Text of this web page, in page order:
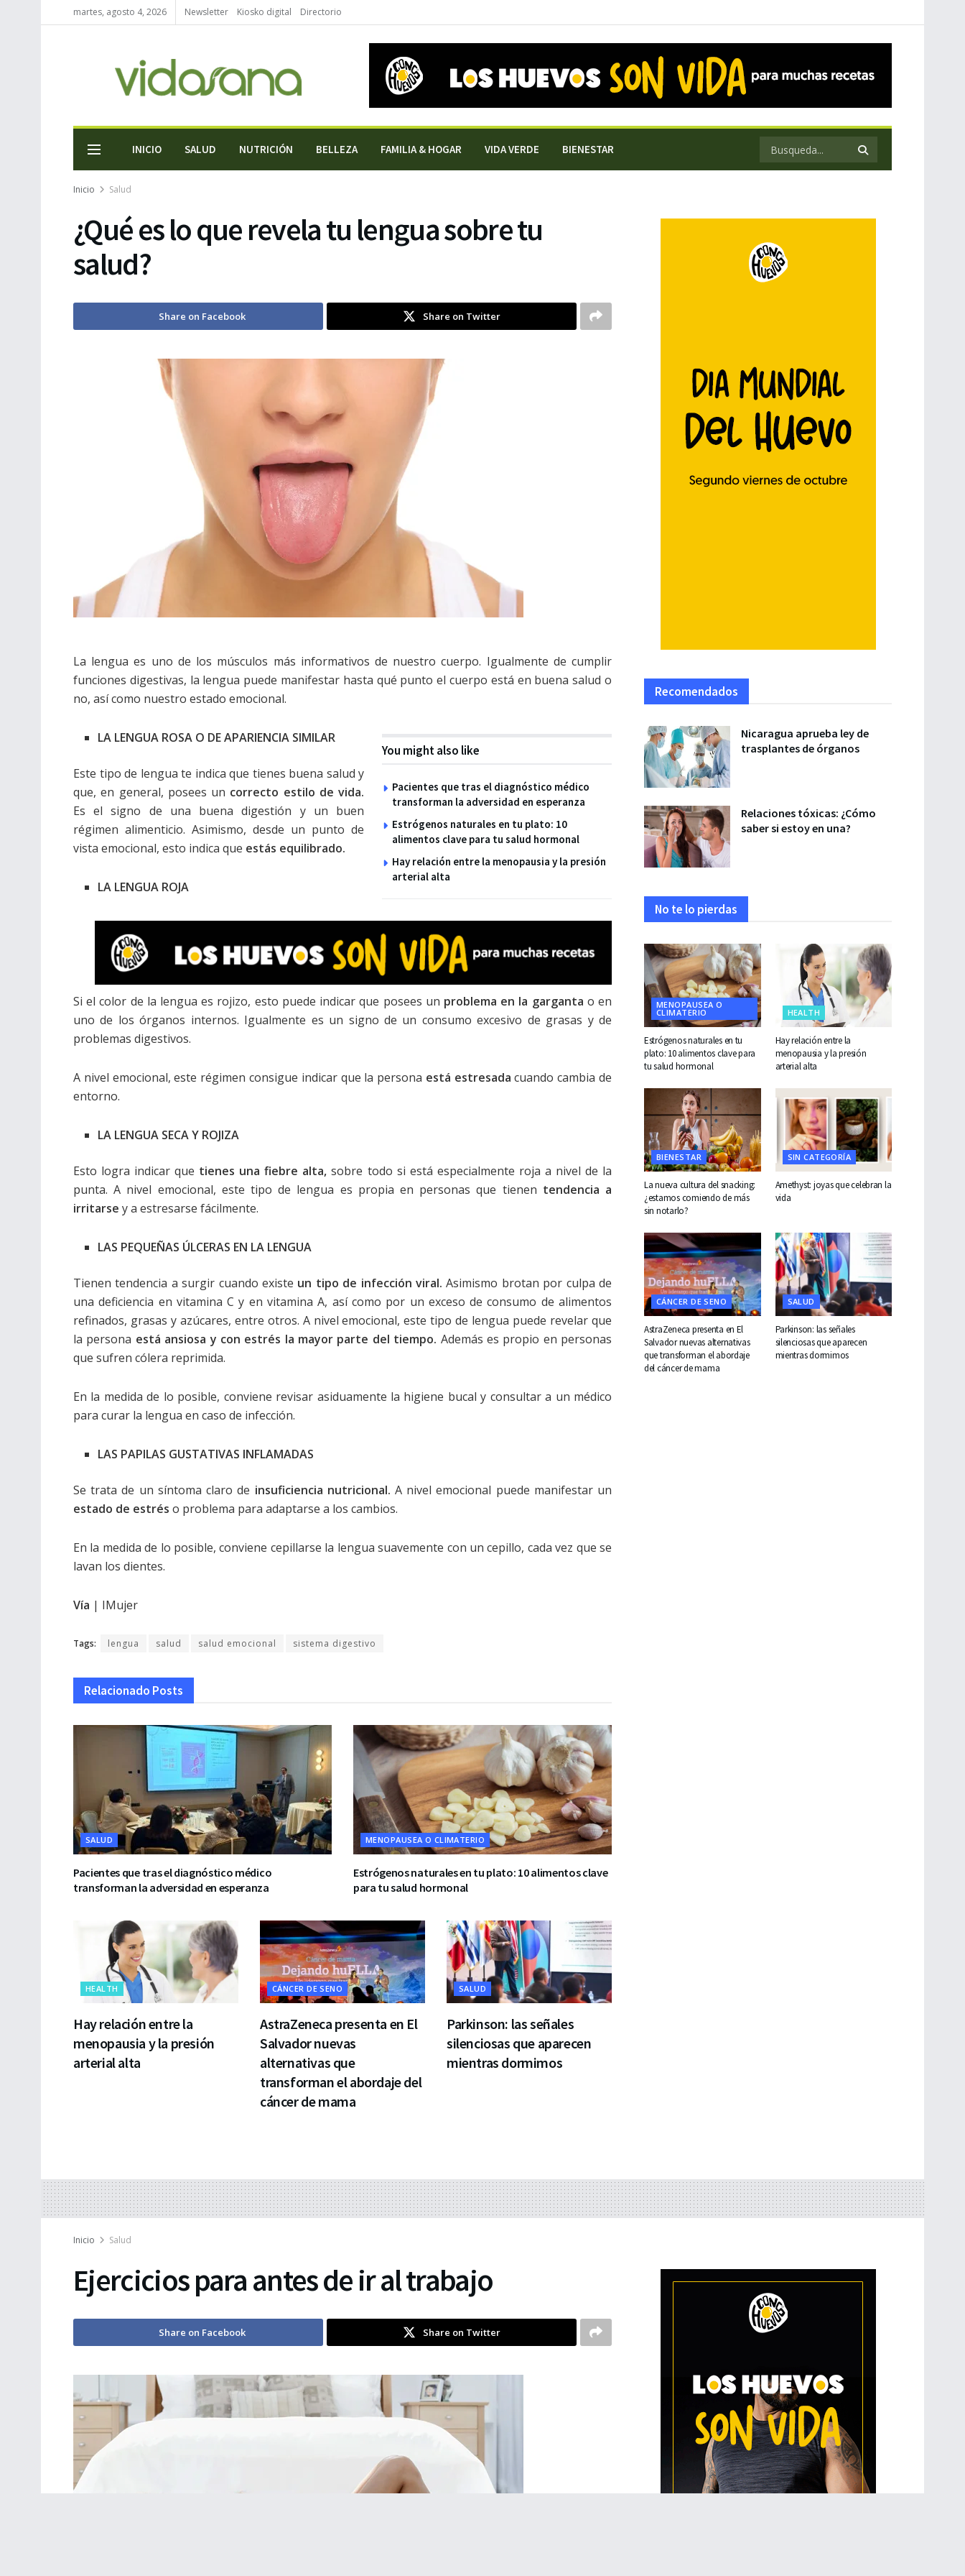
martes, agosto 4, 2026 Newsletter Kiosko digital Directorio
INICIO SALUD NUTRICIÓN BELLEZA FAMILIA & HOGAR VIDA VERDE BIENESTAR
Inicio Salud
¿Qué es lo que revela tu lengua sobre tu
salud?
Share on Facebook Share on Twitter
La lengua es uno de los músculos más informativos de nuestro cuerpo. Igualmente de cumplir
funciones digestivas, la lengua puede manifestar hasta qué punto el cuerpo está en buena salud o
no, así como nuestro estado emocional.
You might also like
Pacientes que tras el diagnóstico médico
transforman la adversidad en esperanza
Estrógenos naturales en tu plato: 10
alimentos clave para tu salud hormonal
Hay relación entre la menopausia y la presión
arterial alta
LA LENGUA ROSA O DE APARIENCIA SIMILAR
Este tipo de lengua te indica que tienes buena salud y
que, en general, posees un correcto estilo de vida.
Es el signo de una buena digestión y un buen
régimen alimenticio. Asimismo, desde un punto de
vista emocional, esto indica que estás equilibrado.
LA LENGUA ROJA
Si el color de la lengua es rojizo, esto puede indicar que posees un problema en la garganta o en
uno de los órganos internos. Igualmente es un signo de un consumo excesivo de grasas y de
problemas digestivos.
A nivel emocional, este régimen consigue indicar que la persona está estresada cuando cambia de
entorno.
LA LENGUA SECA Y ROJIZA
Esto logra indicar que tienes una fiebre alta, sobre todo si está especialmente roja a nivel de la
punta. A nivel emocional, este tipo de lengua es propia en personas que tienen tendencia a
irritarse y a estresarse fácilmente.
LAS PEQUEÑAS ÚLCERAS EN LA LENGUA
Tienen tendencia a surgir cuando existe un tipo de infección viral. Asimismo brotan por culpa de
una deficiencia en vitamina C y en vitamina A, así como por un exceso de consumo de alimentos
refinados, grasas y azúcares, entre otros. A nivel emocional, este tipo de lengua puede revelar que
la persona está ansiosa y con estrés la mayor parte del tiempo. Además es propio en personas
que sufren cólera reprimida.
En la medida de lo posible, conviene revisar asiduamente la higiene bucal y consultar a un médico
para curar la lengua en caso de infección.
LAS PAPILAS GUSTATIVAS INFLAMADAS
Se trata de un síntoma claro de insuficiencia nutricional. A nivel emocional puede manifestar un
estado de estrés o problema para adaptarse a los cambios.
En la medida de lo posible, conviene cepillarse la lengua suavemente con un cepillo, cada vez que se
lavan los dientes.
Vía | IMujer
Tags: lengua salud salud emocional sistema digestivo
Relacionado Posts
SALUD
Pacientes que tras el diagnóstico médico
transforman la adversidad en esperanza
MENOPAUSEA O CLIMATERIO
Estrógenos naturales en tu plato: 10 alimentos clave
para tu salud hormonal
HEALTH
Hay relación entre la
menopausia y la presión
arterial alta
CÁNCER DE SENO
AstraZeneca presenta en El
Salvador nuevas
alternativas que
transforman el abordaje del
cáncer de mama
SALUD
Parkinson: las señales
silenciosas que aparecen
mientras dormimos
Recomendados
Nicaragua aprueba ley de
trasplantes de órganos
Relaciones tóxicas: ¿Cómo
saber si estoy en una?
No te lo pierdas
MENOPAUSEA O
CLIMATERIO
Estrógenos naturales en tu
plato: 10 alimentos clave para
tu salud hormonal
HEALTH
Hay relación entre la
menopausia y la presión
arterial alta
BIENESTAR
La nueva cultura del snacking:
¿estamos comiendo de más
sin notarlo?
SIN CATEGORÍA
Amethyst: joyas que celebran la
vida
CÁNCER DE SENO
AstraZeneca presenta en El
Salvador nuevas alternativas
que transforman el abordaje
del cáncer de mama
SALUD
Parkinson: las señales
silenciosas que aparecen
mientras dormimos
Inicio Salud
Ejercicios para antes de ir al trabajo
Share on Facebook Share on Twitter